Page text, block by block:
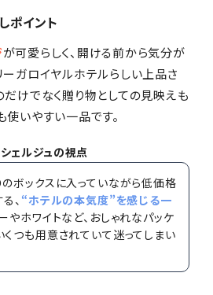
ポイント
が可愛らしく、開ける前から気分が
ーガロイヤルホテルらしい上品さ
だけでなく贈り物としての見映えも
使いやすい一品です。
ェルジュの視点
ボックスに入っていながら低価格
、 “ホテルの本気度”を感じる一
やホワイトなど、おしゃれなパッケ
つも用意されていて迷ってしまい